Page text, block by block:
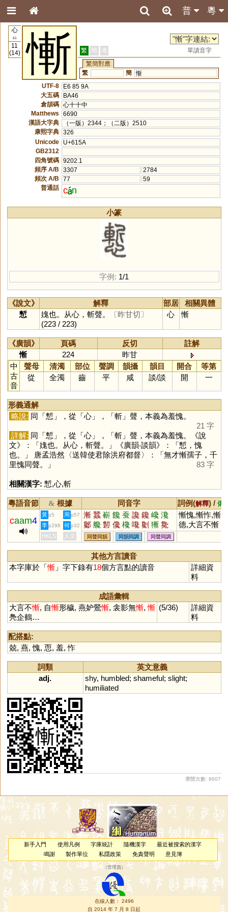
粵
普
心
61
11
(14)
慚 繁 簡 港
單讀音字
繁簡對應
繁
簡 惭
UTF-8
E6 85 9A
大五碼
BA46
倉頡碼 心十十中
Matthews
6690
漢語大字典
（一版）2344；（二版）2510
康熙字典 326
Unicode
U+615A
GB2312
四角號碼 9202.1
頻序 A/B
3307
2784
頻次 A/B
77
59
普通話 c n
小篆
字例: 1/1
《說文》 解釋 部居
相關異體
慙
媿也。从心，斬聲。
〔昨甘切〕
(223 / 223)
心 慚
《廣韻》 頁碼 反切
註解
慚
224
昨甘
中
古
音
聲母 清濁 部位 聲調 韻攝 韻目 開合
等第
從
全濁 齒 平 咸 談/談 開 一
形義通解
略說: 同「慙」，從「心」，「斬」聲，本義為羞愧。
21 字
詳解: 同「慙」，從「心」，「斬」聲，本義為羞愧。《說
文》：「媿也。从心，斬聲。」《廣韻‧談韻》：「慙，愧
也。」 唐孟浩然〈送韓使君除洪府都督〉：「無才慚孺子，千
里愧同聲。」
83 字
相關漢字: 慙,心,斬
粵語音節 & 根據 同音字 詞例(解釋) / 備
caam4
黃 p5 周 p57 漸 蠶 嶄 饞 蚕 讒 鑱 巉 瀺
酁 艬 磛 儳 欃 嚵 劖 獑 毚
慚愧,慚怍,慚
德,大言不慚
李 p298 何 p32
HKLS 人文 同聲同韻 同韻同調 同聲同調
其他方言讀音
本字庫於「慚」字下錄有18個方言點的讀音
詳細資
料
成語彙輯
大言不慚, 自慚形穢, 燕妒鶯慚, 衾影無慚,慚
鳧企鶴…
(5/36)
詳細資
料
配搭點:
兢, 燕,愧, 恧, 羞,怍
詞類
英文意義
adj.
shy, humbled; shameful; slight;
humiliated
瀏覽次數: 8607
新手入門 使用凡例 字庫統計 隨機漢字
最近被搜索的漢字
鳴謝
製作單位 私隱政策 免責聲明 意見簿
（管理員 ）
在線人數： 2496
自 2014 年 7 月 8 日起